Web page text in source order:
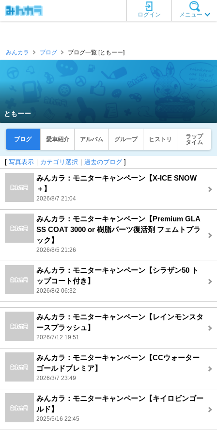
メニュー
ログイン
みんカラ ブログ ブログ一覧 [ともーー]
ともーー
ブログ 愛車紹介 アルバム グループ ヒストリ
ラップ
タイム
[ 写真表示 ｜ カテゴリ選択 ｜ 過去のブログ ]
みんカラ：モニターキャンペーン【X-ICE SNOW
＋】
2026/8/7 21:04
みんカラ：モニターキャンペーン【Premium GLA
SS COAT 3000 or 樹脂パーツ復活剤 フェムトブラ
ック】
2026/8/5 21:26
みんカラ：モニターキャンペーン【シラザン50 ト
ップコート付き】
2026/8/2 06:32
みんカラ：モニターキャンペーン【レインモンスタ
ースプラッシュ】
2026/7/12 19:51
みんカラ：モニターキャンペーン【CCウォーター
ゴールドプレミア】
2026/3/7 23:49
みんカラ：モニターキャンペーン【キイロビンゴー
ルド】
2025/5/16 22:45